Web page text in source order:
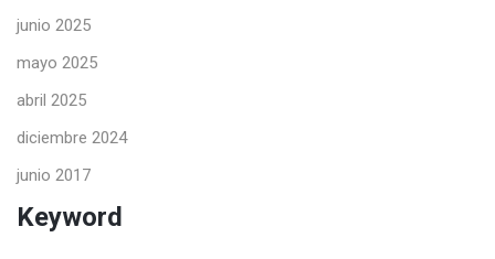
junio 2025
mayo 2025
abril 2025
diciembre 2024
junio 2017
Keyword